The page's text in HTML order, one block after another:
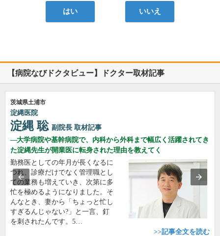
はい いいえ
【病院なびドクタビュー】ドクター取材記事
茨城県土浦市
淀縄医院
淀縄 聡 副院長 取材記事
大学病院や基幹病院で、内科から外科まで幅広く活躍されてき
た淀縄先生が開業医に転身された理由を教えてく
勤務医としての年月が長くなるに
つれ、診療だけでなく管理職とし
ての業務も増えていき、次第に多
忙を極めるようになりました。そ
んなとき、妻から「ちょっと忙し
すぎるんじゃない?」と一言、釘
を刺されたんです。5…
>>記事全文を読む